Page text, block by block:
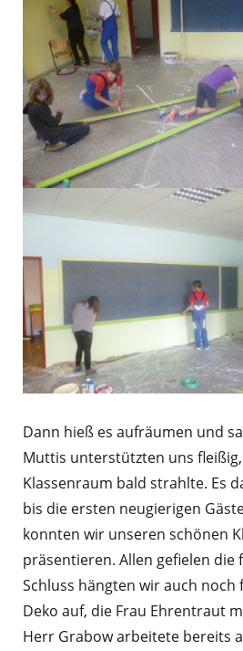
Dann hieß es aufräumen und
Muttis unterstützten uns
Klassenraum bald strahlte. Es
bis die ersten neugierigen
konnten wir unseren schönen
präsentieren. Allen gefielen die
Schluss hängten wir auch noch
Deko auf, die Frau Ehrentraut
Herr Grabow arbeitete bereits